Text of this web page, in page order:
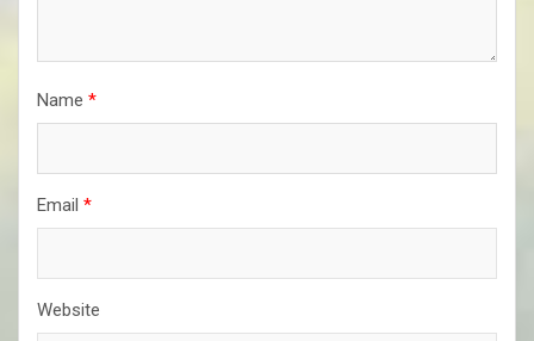
Name *
Email *
Website